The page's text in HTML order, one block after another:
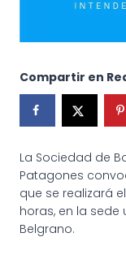
Compartir en
La Sociedad de
Patagones
que se realizará
horas, en la
Belgrano.